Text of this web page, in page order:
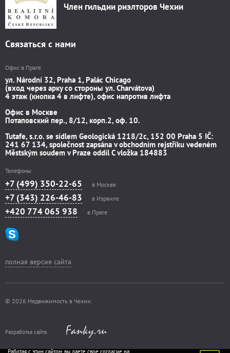
Член гильдии риэлторов Чехии
Связаться с нами
Офис в Праге
ул. Národní 32, Praha 1, Palác Chicago
(вход через арку со стороны ул. Charvátova)
4 этаж (кнопка 4 в лифте), офис напротив лифта
Офис в Москве
Потаповский пер., 8/12, корп.2, оф. 10.
Tutafe, s.r.o. se sídlem Geologická 1218/2c, 152 00 Praha 5 IČ:
241 67 134, společnost zapsána v obchodním rejstříku vedeném
Městským soudem v Praze oddíl C vložka 184883
Телефоны
+7 (499) 350-22-65 в Москве
+7 (343) 226-46-83 в Израиле
+420 774 065 938 в Праге
полная версия сайта
© 2026 Недвижимость в Чехии.
Разработка сайта
Работая с этим сайтом, вы даете свое согласие на